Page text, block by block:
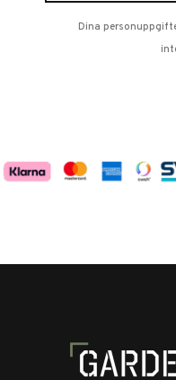
Dina